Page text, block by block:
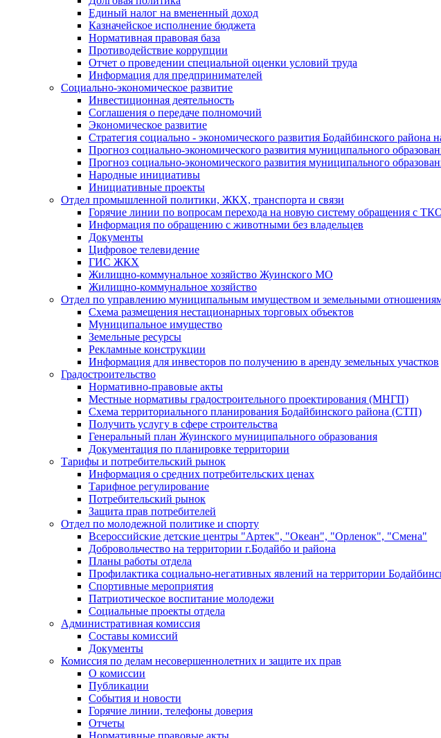
Единый налог на вмененный доход
Казначейское исполнение бюджета
Нормативная правовая база
Противодействие коррупции
Отчет о проведении специальной оценки условий труда
Информация для предпринимателей
Социально-экономическое развитие
Инвестиционная деятельность
Соглашения о передаче полномочий
Экономическое развитие
Стратегия социально - экономического развития Бодайбинского района
Прогноз социально-экономического развития муниципального
Прогноз социально-экономического развития муниципального
Народные инициативы
Инициативные проекты
Отдел промышленной политики, ЖКХ, транспорта и связи
Горячие линии по вопросам перехода на новую систему обращения с
Информация по обращению с животными без владельцев
Документы
Цифровое телевидение
ГИС ЖКХ
Жилищно-коммунальное хозяйство Жуинского МО
Жилищно-коммунальное хозяйство
Отдел по управлению муниципальным имуществом и земельными
Схема размещения нестационарных торговых объектов
Муниципальное имущество
Земельные ресурсы
Рекламные конструкции
Информация для инвесторов по получению в аренду земельных участков
Градостроительство
Нормативно-правовые акты
Местные нормативы градостроительного проектирования (МНГП)
Схема территориального планирования Бодайбинского района (СТП)
Получить услугу в сфере строительства
Генеральный план Жуинского муниципального образования
Документация по планировке территории
Тарифы и потребительский рынок
Информация о средних потребительских ценах
Тарифное регулирование
Потребительский рынок
Защита прав потребителей
Отдел по молодежной политике и спорту
Всероссийские детские центры "Артек", "Океан", "Орленок", "Смена"
Добровольчество на территории г.Бодайбо и района
Планы работы отдела
Профилактика социально-негативных явлений на территории
Спортивные мероприятия
Патриотическое воспитание молодежи
Социальные проекты отдела
Административная комиссия
Составы комиссий
Документы
Комиссия по делам несовершеннолетних и защите их прав
О комиссии
Публикации
События и новости
Горячие линии, телефоны доверия
Отчеты
Нормативные правовые акты